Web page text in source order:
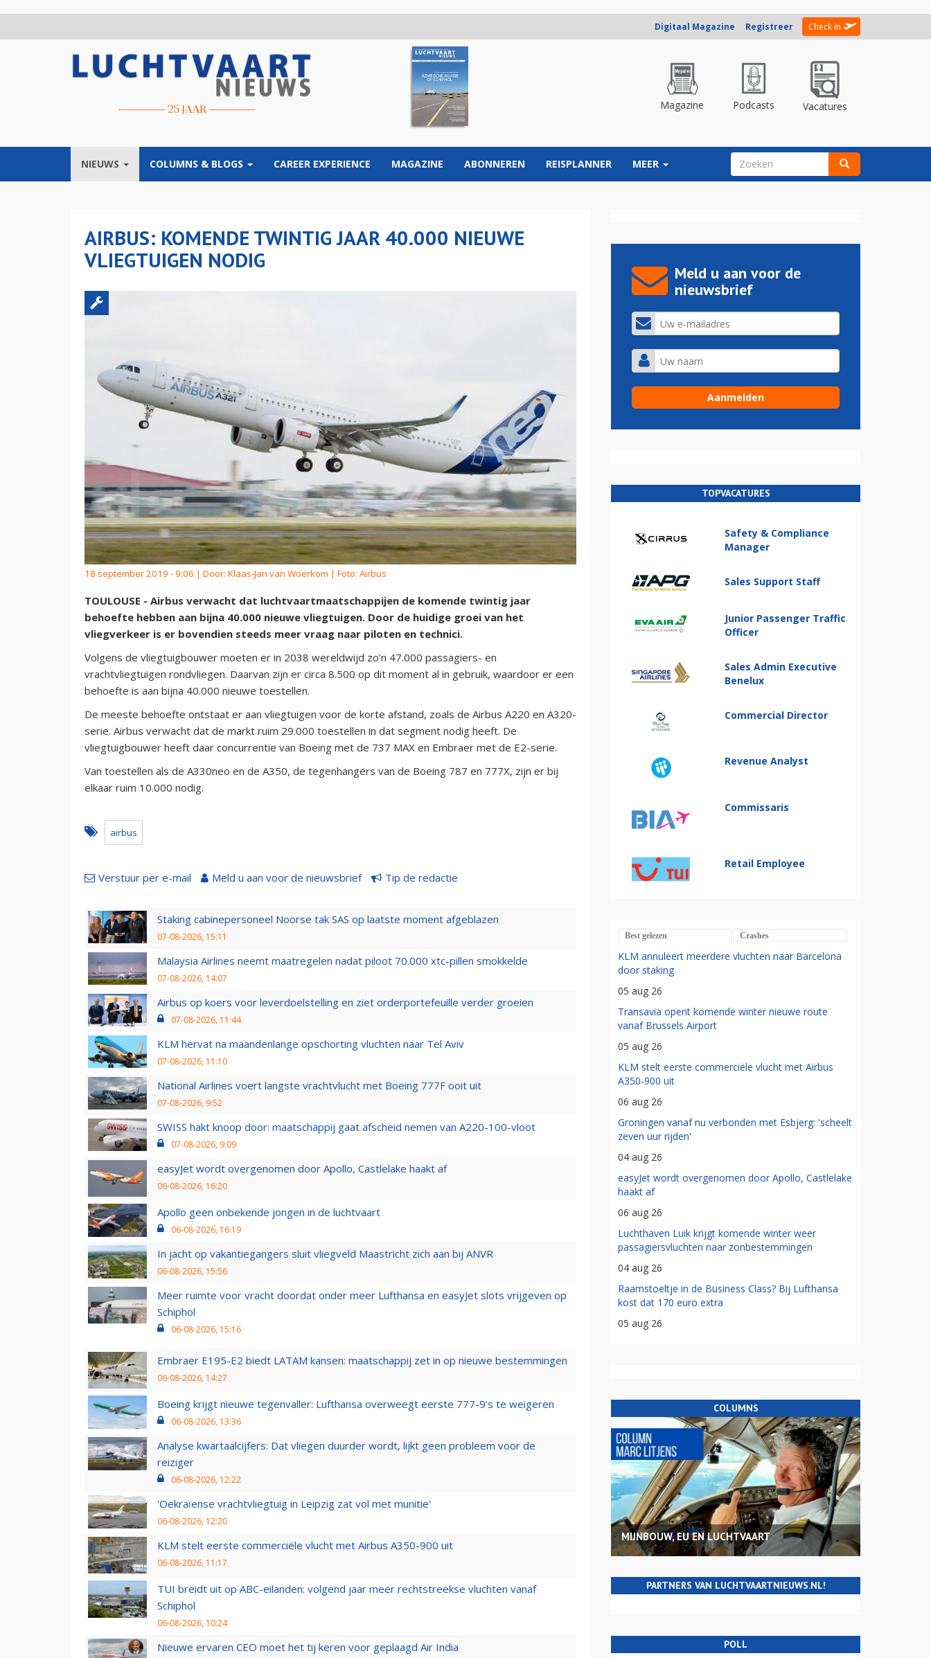
Digitaal Magazine Registreer Check in
Magazine Podcasts Vacatures
NIEUWS COLUMNS & BLOGS CAREER EXPERIENCE MAGAZINE ABONNEREN REISPLANNER MEER ZOEKVELD
AIRBUS: KOMENDE TWINTIG JAAR 40.000 NIEUWE
VLIEGTUIGEN NODIG
18 september 2019 - 9:06 | Door: Klaas-Jan van Woerkom | Foto: Airbus
TOULOUSE - Airbus verwacht dat luchtvaartmaatschappijen de komende twintig jaar
behoefte hebben aan bijna 40.000 nieuwe vliegtuigen. Door de huidige groei van het
vliegverkeer is er bovendien steeds meer vraag naar piloten en technici.
Volgens de vliegtuigbouwer moeten er in 2038 wereldwijd zo’n 47.000 passagiers- en
vrachtvliegtuigen rondvliegen. Daarvan zijn er circa 8.500 op dit moment al in gebruik, waardoor er een
behoefte is aan bijna 40.000 nieuwe toestellen.
De meeste behoefte ontstaat er aan vliegtuigen voor de korte afstand, zoals de Airbus A220 en A320-
serie. Airbus verwacht dat de markt ruim 29.000 toestellen in dat segment nodig heeft. De
vliegtuigbouwer heeft daar concurrentie van Boeing met de 737 MAX en Embraer met de E2-serie.
Van toestellen als de A330neo en de A350, de tegenhangers van de Boeing 787 en 777X, zijn er bij
elkaar ruim 10.000 nodig.
airbus
Verstuur per e-mail Meld u aan voor de nieuwsbrief Tip de redactie
Staking cabinepersoneel Noorse tak SAS op laatste moment afgeblazen
07-08-2026, 15:11
Malaysia Airlines neemt maatregelen nadat piloot 70.000 xtc-pillen smokkelde
07-08-2026, 14:07
Airbus op koers voor leverdoelstelling en ziet orderportefeuille verder groeien
07-08-2026, 11:44
KLM hervat na maandenlange opschorting vluchten naar Tel Aviv
07-08-2026, 11:10
National Airlines voert langste vrachtvlucht met Boeing 777F ooit uit
07-08-2026, 9:52
SWISS hakt knoop door: maatschappij gaat afscheid nemen van A220-100-vloot
07-08-2026, 9:09
easyJet wordt overgenomen door Apollo, Castlelake haakt af
06-08-2026, 16:20
Apollo geen onbekende jongen in de luchtvaart
06-08-2026, 16:19
In jacht op vakantiegangers sluit vliegveld Maastricht zich aan bij ANVR
06-08-2026, 15:56
Meer ruimte voor vracht doordat onder meer Lufthansa en easyJet slots vrijgeven op
Schiphol
06-08-2026, 15:16
Embraer E195-E2 biedt LATAM kansen: maatschappij zet in op nieuwe bestemmingen
06-08-2026, 14:27
Boeing krijgt nieuwe tegenvaller: Lufthansa overweegt eerste 777-9’s te weigeren
06-08-2026, 13:36
Analyse kwartaalcijfers: Dat vliegen duurder wordt, lijkt geen probleem voor de
reiziger
06-08-2026, 12:22
'Oekraïense vrachtvliegtuig in Leipzig zat vol met munitie'
06-08-2026, 12:20
KLM stelt eerste commerciële vlucht met Airbus A350-900 uit
06-08-2026, 11:17
TUI breidt uit op ABC-eilanden: volgend jaar meer rechtstreekse vluchten vanaf
Schiphol
06-08-2026, 10:24
Nieuwe ervaren CEO moet het tij keren voor geplaagd Air India
Meld u aan voor de
nieuwsbrief
TOPVACATURES
Safety & Compliance
Manager
Sales Support Staff
Junior Passenger Traffic
Officer
Sales Admin Executive
Benelux
Commercial Director
Revenue Analyst
Commissaris
Retail Employee
Best gelezen Crashes
KLM annuleert meerdere vluchten naar Barcelona
door staking
05 aug 26
Transavia opent komende winter nieuwe route
vanaf Brussels Airport
05 aug 26
KLM stelt eerste commerciële vlucht met Airbus
A350-900 uit
06 aug 26
Groningen vanaf nu verbonden met Esbjerg: 'scheelt
zeven uur rijden'
04 aug 26
easyJet wordt overgenomen door Apollo, Castlelake
haakt af
06 aug 26
Luchthaven Luik krijgt komende winter weer
passagiersvluchten naar zonbestemmingen
04 aug 26
Raamstoeltje in de Business Class? Bij Lufthansa
kost dat 170 euro extra
05 aug 26
COLUMNS
MIJNBOUW, EU EN LUCHTVAART
PARTNERS VAN LUCHTVAARTNIEUWS.NL!
POLL